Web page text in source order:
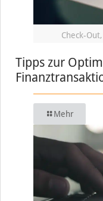
Check-
Tipps zur
Mehr